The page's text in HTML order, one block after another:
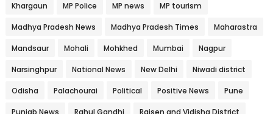
Khargaun MP Police MP news MP tourism
Madhya Pradesh News Madhya Pradesh Times Maharastra
Mandsaur Mohali Mohkhed Mumbai Nagpur
Narsinghpur National News New Delhi Niwadi district
Odisha Palachourai Political Positive News Pune